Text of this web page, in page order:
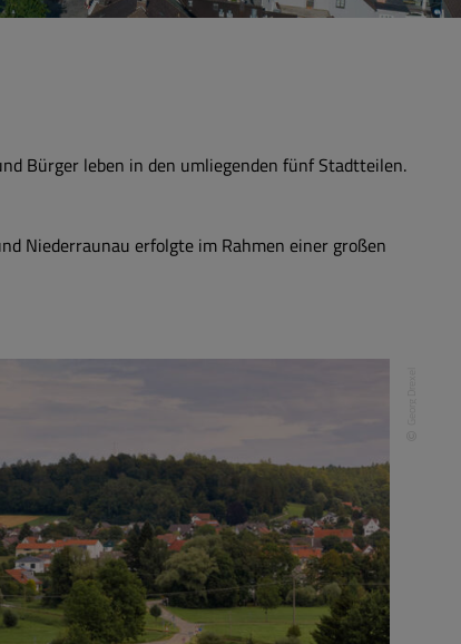
Bürger leben in den umliegenden fünf Stadtteilen.
Niederraunau erfolgte im Rahmen einer großen